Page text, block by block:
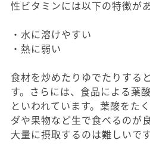
性ビタミンには以下の特徴があ
・水に溶けやすい
・熱に弱い
食材を炒めたりゆでたりする
す。さらには、食品による葉
といわれています。葉酸をた
ダや果物など生で食べるのが
大量に摂取するのは難しいで